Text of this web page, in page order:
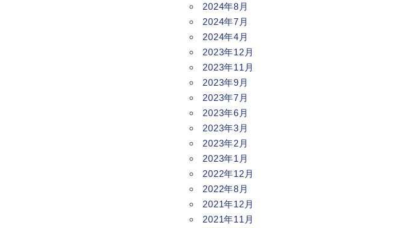
2024年8月
2024年7月
2024年4月
2023年12月
2023年11月
2023年9月
2023年7月
2023年6月
2023年3月
2023年2月
2023年1月
2022年12月
2022年8月
2021年12月
2021年11月